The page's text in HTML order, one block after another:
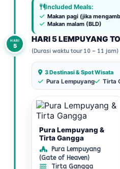
Included Meals:
Makan pagi (jika
Makan malam (BLD)
HARI
5
HARI 5 LEMPUYANG
(Durasi waktu tour 10 – 11 jam)
3 Destinasi & Spot Wisata
Pura Lempuyang
Tirta
Pura Lempuyang &
Tirta Gangga
Pura Lempuyang
(Gate of Heaven)
Tirta Gangga